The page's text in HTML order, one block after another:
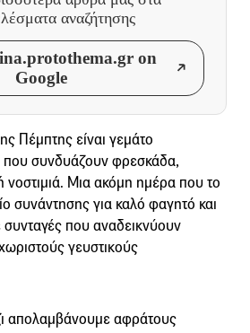
αναζήτησης
on
Google
Πέμπτης είναι γεμάτο
που συνδυάζουν φρεσκάδα,
νοστιμιά. Μια ακόμη ημέρα που το
συνάντησης για καλό φαγητό και
που αναδεικνύουν
γευστικούς
απολαμβάνουμε αφράτους